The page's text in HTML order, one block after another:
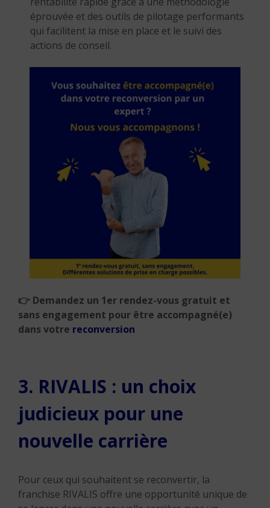
éprouvée et des outils de pilotage performants
qui facilitent la mise en place et le suivi des
actions de conseil.
👉 Demandez un 1er rendez-vous gratuit et
sans engagement pour être accompagné(e)
dans votre reconversion
3. RIVALIS : un choix
judicieux pour une
nouvelle carrière
Pour ceux qui souhaitent se reconvertir, la
franchise RIVALIS offre une opportunité unique de